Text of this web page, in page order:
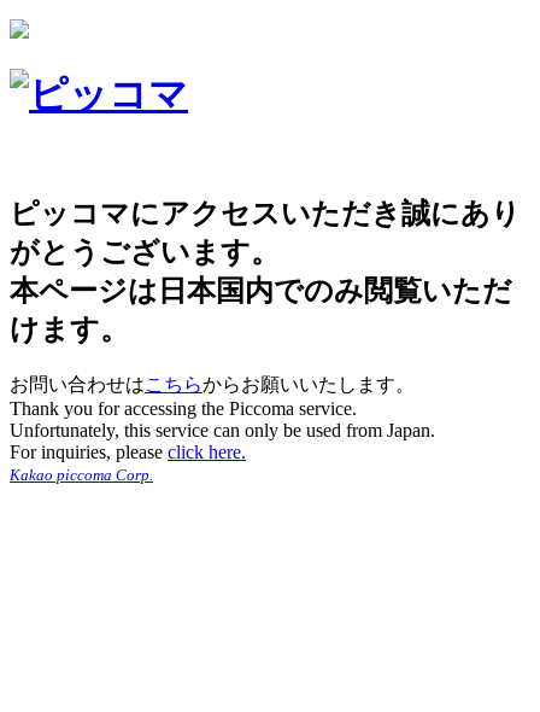
ピッコマにアクセスいただき誠にあり
がとうございます。
本ページは日本国内でのみ閲覧いただ
けます。
お問い合わせはこちらからお願いいたします。
Thank you for accessing the Piccoma service.
Unfortunately, this service can only be used from Japan.
For inquiries, please click here.
Kakao piccoma Corp.